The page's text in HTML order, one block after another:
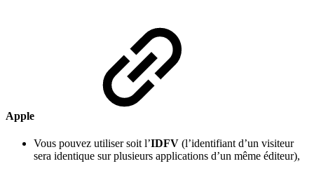
Apple
Vous pouvez utiliser soit l’IDFV (l’identifiant d’un visiteur
sera identique sur plusieurs applications d’un même éditeur),